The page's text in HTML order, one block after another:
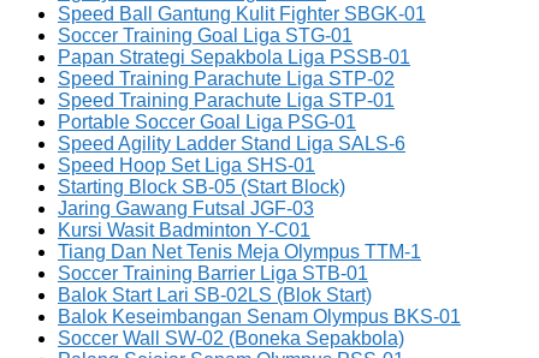
Speed Ball Gantung Kulit Fighter SBGK-01
Soccer Training Goal Liga STG-01
Papan Strategi Sepakbola Liga PSSB-01
Speed Training Parachute Liga STP-02
Speed Training Parachute Liga STP-01
Portable Soccer Goal Liga PSG-01
Speed Agility Ladder Stand Liga SALS-6
Speed Hoop Set Liga SHS-01
Starting Block SB-05 (Start Block)
Jaring Gawang Futsal JGF-03
Kursi Wasit Badminton Y-C01
Tiang Dan Net Tenis Meja Olympus TTM-1
Soccer Training Barrier Liga STB-01
Balok Start Lari SB-02LS (Blok Start)
Balok Keseimbangan Senam Olympus BKS-01
Soccer Wall SW-02 (Boneka Sepakbola)